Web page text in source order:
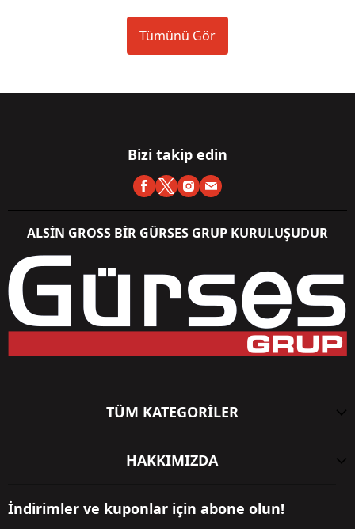
Tümünü Gör
Bizi takip edin
ALSİN GROSS BİR GÜRSES GRUP KURULUŞUDUR
TÜM KATEGORİLER
HAKKIMIZDA
İndirimler ve kuponlar için abone olun!